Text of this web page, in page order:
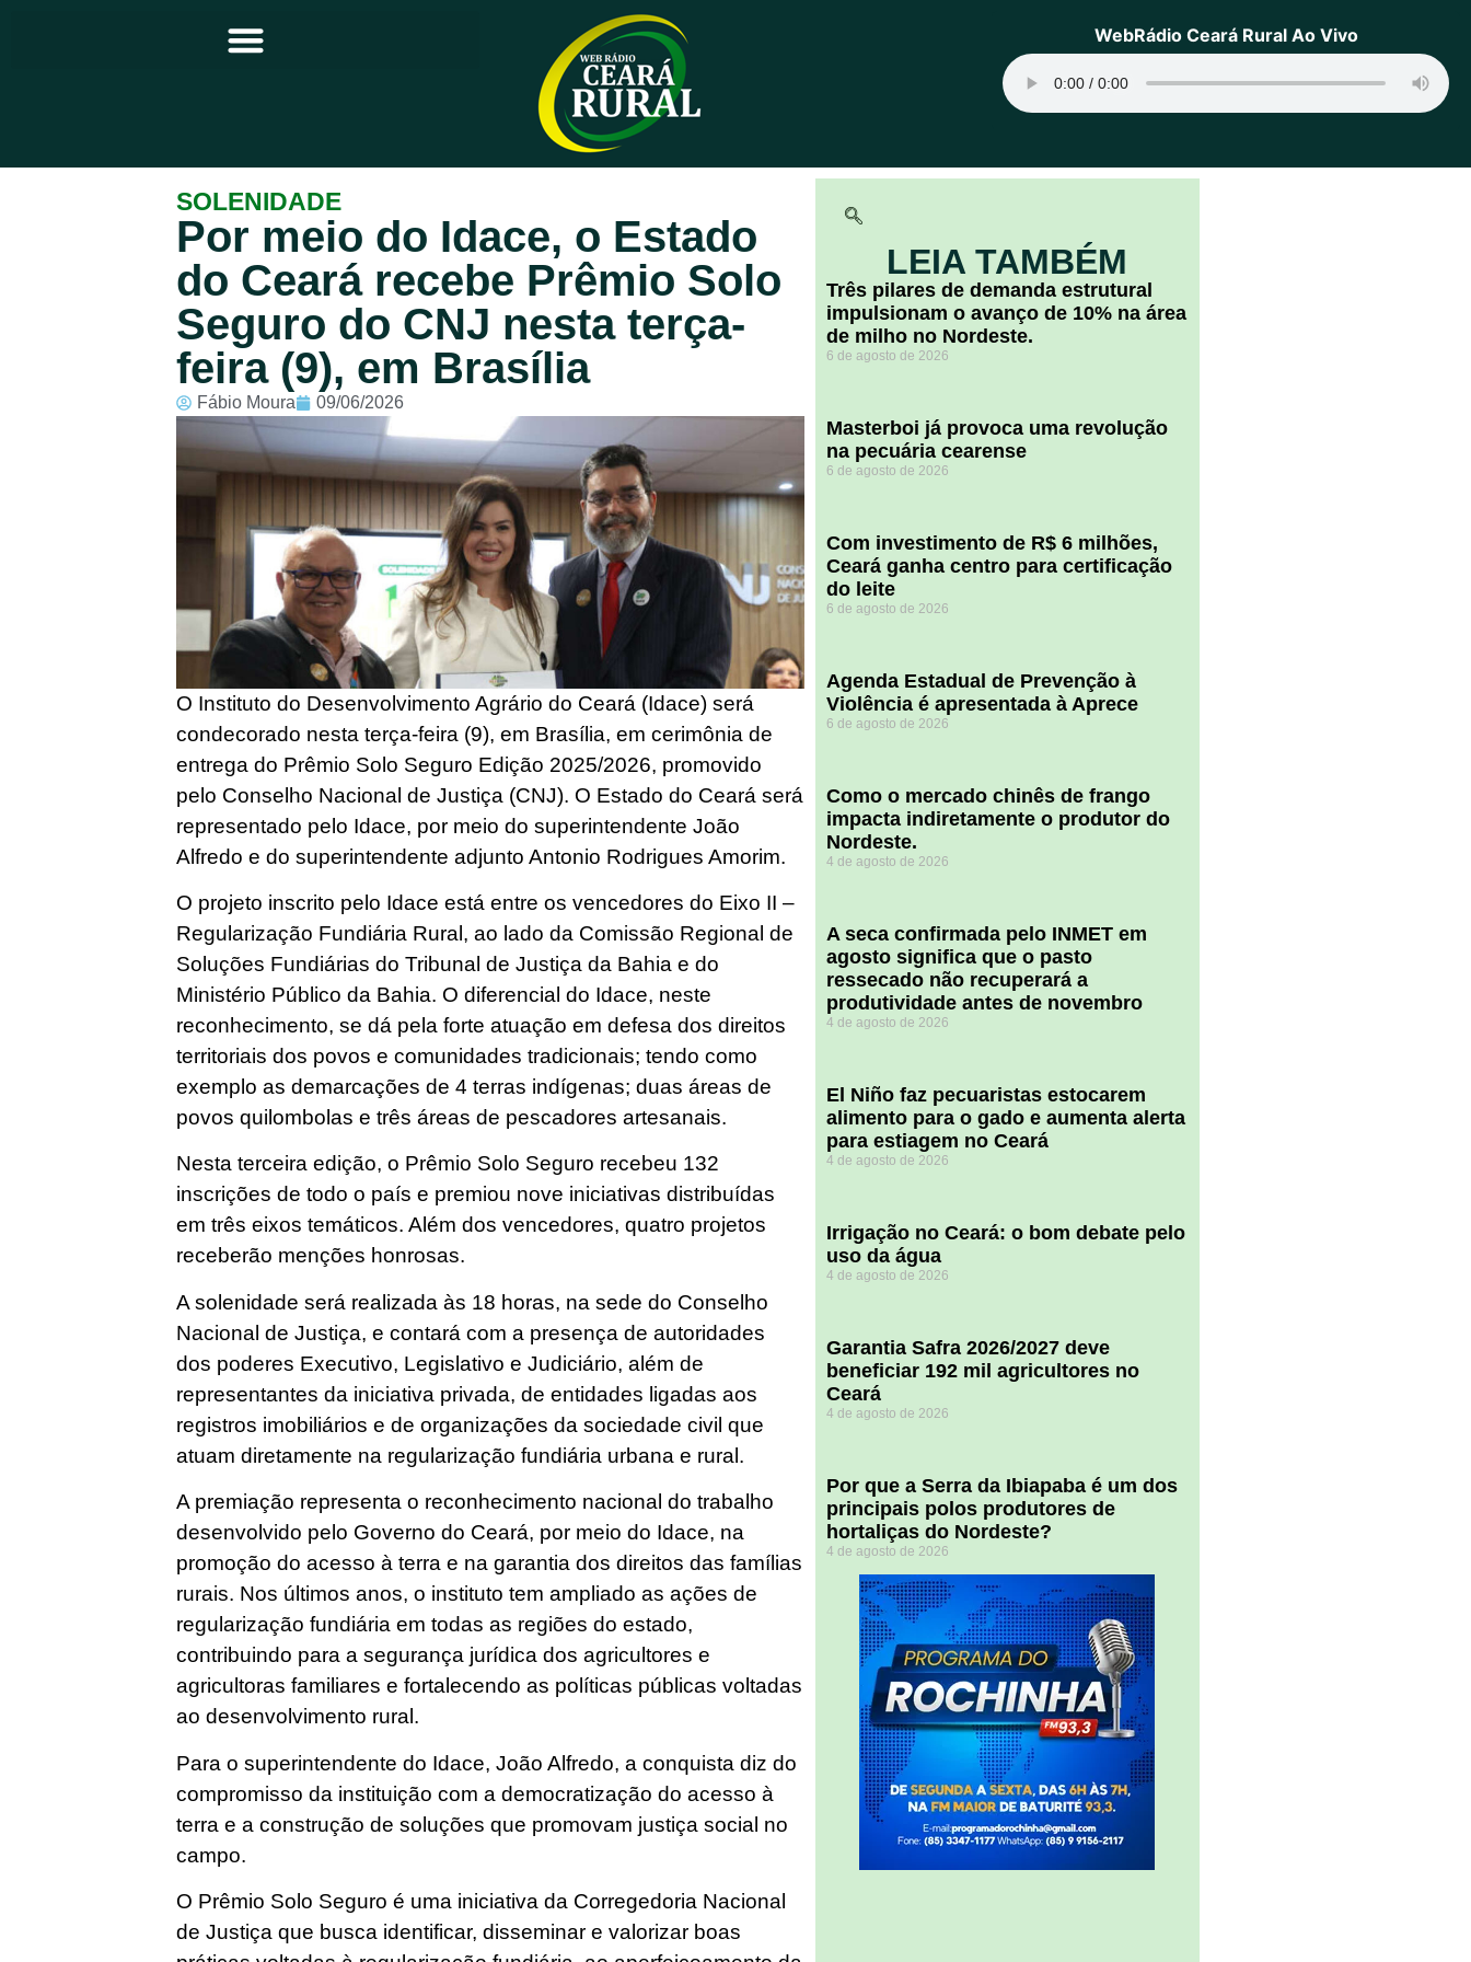
Principal
Notícias
Programação
Equipe
Contato
Sobre
WebRádio Ceará Rural Ao Vivo
SOLENIDADE
Por meio do Idace, o Estado
do Ceará recebe Prêmio Solo
Seguro do CNJ nesta terça-
feira (9), em Brasília
Fábio Moura 09/06/2026
O Instituto do Desenvolvimento Agrário do Ceará (Idace) será
condecorado nesta terça-feira (9), em Brasília, em cerimônia de
entrega do Prêmio Solo Seguro Edição 2025/2026, promovido
pelo Conselho Nacional de Justiça (CNJ). O Estado do Ceará será
representado pelo Idace, por meio do superintendente João
Alfredo e do superintendente adjunto Antonio Rodrigues Amorim.
O projeto inscrito pelo Idace está entre os vencedores do Eixo II –
Regularização Fundiária Rural, ao lado da Comissão Regional de
Soluções Fundiárias do Tribunal de Justiça da Bahia e do
Ministério Público da Bahia. O diferencial do Idace, neste
reconhecimento, se dá pela forte atuação em defesa dos direitos
territoriais dos povos e comunidades tradicionais; tendo como
exemplo as demarcações de 4 terras indígenas; duas áreas de
povos quilombolas e três áreas de pescadores artesanais.
Nesta terceira edição, o Prêmio Solo Seguro recebeu 132
inscrições de todo o país e premiou nove iniciativas distribuídas
em três eixos temáticos. Além dos vencedores, quatro projetos
receberão menções honrosas.
A solenidade será realizada às 18 horas, na sede do Conselho
Nacional de Justiça, e contará com a presença de autoridades
dos poderes Executivo, Legislativo e Judiciário, além de
representantes da iniciativa privada, de entidades ligadas aos
registros imobiliários e de organizações da sociedade civil que
atuam diretamente na regularização fundiária urbana e rural.
A premiação representa o reconhecimento nacional do trabalho
desenvolvido pelo Governo do Ceará, por meio do Idace, na
promoção do acesso à terra e na garantia dos direitos das famílias
rurais. Nos últimos anos, o instituto tem ampliado as ações de
regularização fundiária em todas as regiões do estado,
contribuindo para a segurança jurídica dos agricultores e
agricultoras familiares e fortalecendo as políticas públicas voltadas
ao desenvolvimento rural.
Para o superintendente do Idace, João Alfredo, a conquista diz do
compromisso da instituição com a democratização do acesso à
terra e a construção de soluções que promovam justiça social no
campo.
O Prêmio Solo Seguro é uma iniciativa da Corregedoria Nacional
de Justiça que busca identificar, disseminar e valorizar boas
LEIA TAMBÉM
​Três pilares de demanda estrutural
impulsionam o avanço de 10% na área
de milho no Nordeste.
6 de agosto de 2026
Masterboi já provoca uma revolução
na pecuária cearense
6 de agosto de 2026
Com investimento de R$ 6 milhões,
Ceará ganha centro para certificação
do leite
6 de agosto de 2026
Agenda Estadual de Prevenção à
Violência é apresentada à Aprece
6 de agosto de 2026
​Como o mercado chinês de frango
impacta indiretamente o produtor do
Nordeste.
4 de agosto de 2026
A seca confirmada pelo INMET em
agosto significa que o pasto
ressecado não recuperará a
produtividade antes de novembro
4 de agosto de 2026
El Niño faz pecuaristas estocarem
alimento para o gado e aumenta alerta
para estiagem no Ceará
4 de agosto de 2026
Irrigação no Ceará: o bom debate pelo
uso da água
4 de agosto de 2026
Garantia Safra 2026/2027 deve
beneficiar 192 mil agricultores no
Ceará
4 de agosto de 2026
Por que a Serra da Ibiapaba é um dos
principais polos produtores de
hortaliças do Nordeste?
4 de agosto de 2026